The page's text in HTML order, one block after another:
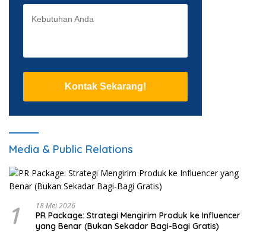
Kontak Sekarang!
Media & Public Relations
1 18 Mei 2026
PR Package: Strategi Mengirim Produk ke Influencer
yang Benar (Bukan Sekadar Bagi-Bagi Gratis)